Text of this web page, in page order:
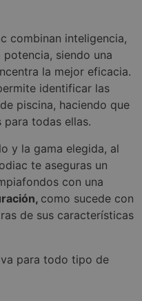
combinan inteligencia,
siendo una
la mejor eficacia.
identificar las
piscina, haciendo que
para todas ellas.
y la gama elegida, al
te aseguras un
con una
como sucede con
de sus características
para todo tipo de